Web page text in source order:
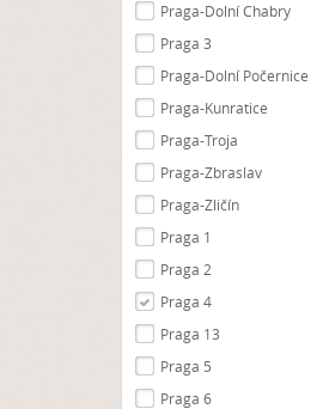
Praga-Dolní Chabry
Praga 3
Praga-Dolní Počernice
Praga-Kunratice
Praga-Troja
Praga-Zbraslav
Praga-Zličín
Praga 1
Praga 2
Praga 4
Praga 13
Praga 5
Praga 6